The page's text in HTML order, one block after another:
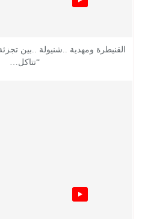
القنيطرة ومهدية ..شنيولة ..بين
“تتاكل…